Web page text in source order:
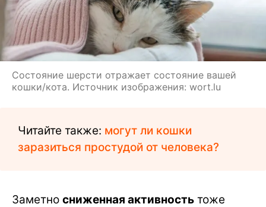
Состояние шерсти отражает состояние вашей
кошки/кота. Источник изображения: wort.lu
Читайте также: могут ли кошки
заразиться простудой от человека?
Заметно сниженная активность тоже